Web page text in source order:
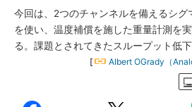
今回は、2つのチャンネルを備えるシグ
を使い、温度補償を施した重量計測を
る。課題とされてきたスループット低下
[ Albert OGrady（